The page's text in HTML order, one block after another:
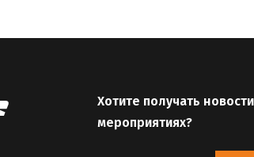
Хотите получать
мероприятиях?